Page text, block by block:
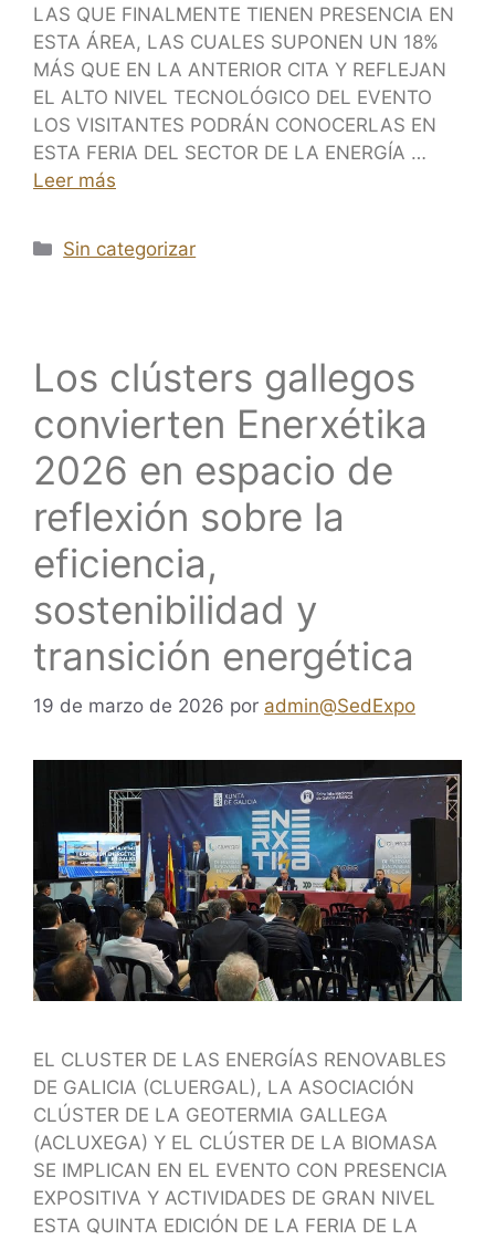
LAS QUE FINALMENTE TIENEN PRESENCIA EN
ESTA ÁREA, LAS CUALES SUPONEN UN 18%
MÁS QUE EN LA ANTERIOR CITA Y REFLEJAN
EL ALTO NIVEL TECNOLÓGICO DEL EVENTO
LOS VISITANTES PODRÁN CONOCERLAS EN
ESTA FERIA DEL SECTOR DE LA ENERGÍA …
Leer más
Sin categorizar
Los clústers gallegos
convierten Enerxétika
2026 en espacio de
reflexión sobre la
eficiencia,
sostenibilidad y
transición energética
19 de marzo de 2026 por admin@SedExpo
EL CLUSTER DE LAS ENERGÍAS RENOVABLES
DE GALICIA (CLUERGAL), LA ASOCIACIÓN
CLÚSTER DE LA GEOTERMIA GALLEGA
(ACLUXEGA) Y EL CLÚSTER DE LA BIOMASA
SE IMPLICAN EN EL EVENTO CON PRESENCIA
EXPOSITIVA Y ACTIVIDADES DE GRAN NIVEL
ESTA QUINTA EDICIÓN DE LA FERIA DE LA